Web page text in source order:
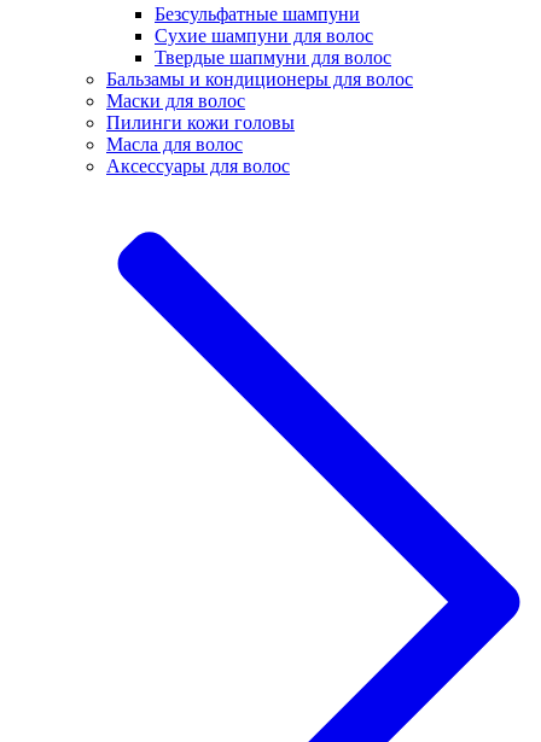
Безсульфатные шампуни
Сухие шампуни для волос
Твердые шапмуни для волос
Бальзамы и кондиционеры для волос
Маски для волос
Пилинги кожи головы
Масла для волос
Аксессуары для волос